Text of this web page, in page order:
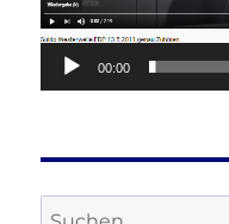
00:00
Suche